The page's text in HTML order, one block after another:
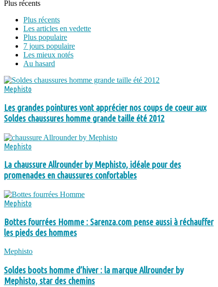
Plus récents
Plus récents
Les articles en vedette
Plus populaire
7 jours populaire
Les mieux notés
Au hasard
Mephisto
Les grandes pointures vont apprécier nos coups de coeur aux
Soldes chaussures homme grande taille été 2012
Mephisto
La chaussure Allrounder by Mephisto, idéale pour des
promenades en chaussures confortables
Mephisto
Bottes fourrées Homme : Sarenza.com pense aussi à réchauffer
les pieds des hommes
Mephisto
Soldes boots homme d’hiver : la marque Allrounder by
Mephisto, star des chemins